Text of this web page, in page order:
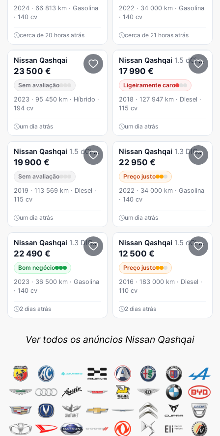
2024 · 66 813 km · Gasolina
· 140 cv
cerca de 20 horas atrás
2022 · 34 000 km · Gasolina
· 140 cv
cerca de 21 horas atrás
Nissan Qashqai
23 500 €
Sem avaliação
2023 · 95 450 km · Híbrido ·
194 cv
um dia atrás
Nissan Qashqai 1.5 dCi N-Connecta J18
17 990 €
Ligeiramente caro
2018 · 127 947 km · Diesel ·
115 cv
um dia atrás
Nissan Qashqai 1.5 dCi Business Edition
19 900 €
Sem avaliação
2019 · 113 569 km · Diesel ·
115 cv
um dia atrás
Nissan Qashqai 1.3 DIG-T Acenta
22 950 €
Preço justo
2022 · 34 000 km · Gasolina
· 140 cv
um dia atrás
Nissan Qashqai 1.3 DIG-T N-Connecta
22 490 €
Bom negócio
2023 · 36 500 km · Gasolina
· 140 cv
2 dias atrás
Nissan Qashqai 1.5 dCi N-Connecta
12 500 €
Preço justo
2016 · 183 000 km · Diesel ·
110 cv
2 dias atrás
Ver todos os anúncios Nissan Qashqai